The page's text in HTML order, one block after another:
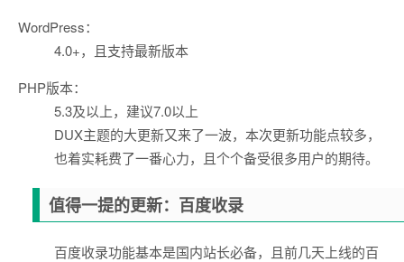
WordPress：
4.0+，且支持最新版本
PHP版本：
5.3及以上，建议7.0以上
DUX主题的大更新又来了一波，本次更新功能点较多，
也着实耗费了一番心力，且个个备受很多用户的期待。
值得一提的更新：百度收录
百度收录功能基本是国内站长必备，且前几天上线的百